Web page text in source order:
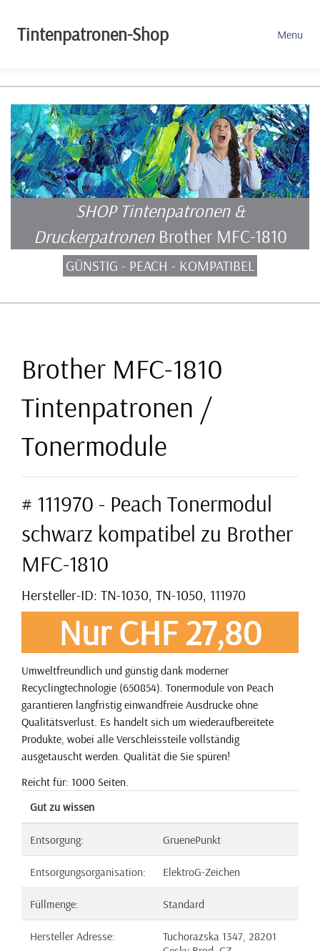
Tintenpatronen-Shop Menu
SHOP Tintenpatronen &
Druckerpatronen Brother MFC-1810
GÜNSTIG - PEACH - KOMPATIBEL
Brother MFC-1810
Tintenpatronen /
Tonermodule
# 111970 - Peach Tonermodul
schwarz kompatibel zu Brother
MFC-1810
Hersteller-ID: TN-1030, TN-1050, 111970
Nur CHF 27,80
Umweltfreundlich und günstig dank moderner
Recyclingtechnologie (650854). Tonermodule von Peach
garantieren langfristig einwandfreie Ausdrucke ohne
Qualitätsverlust. Es handelt sich um wiederaufbereitete
Produkte, wobei alle Verschleissteile vollständig
ausgetauscht werden. Qualität die Sie spüren!
Reicht für: 1000 Seiten.
Gut zu wissen
Entsorgung: GruenePunkt
Entsorgungsorganisation: ElektroG-Zeichen
Füllmenge: Standard
Hersteller Adresse:
Tuchorazska 1347, 28201